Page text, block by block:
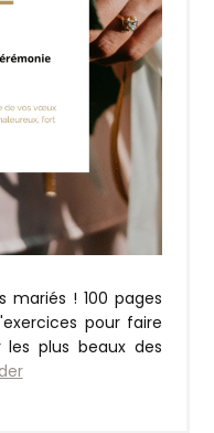
mariés ! 100 pages
pour faire
plus beaux des